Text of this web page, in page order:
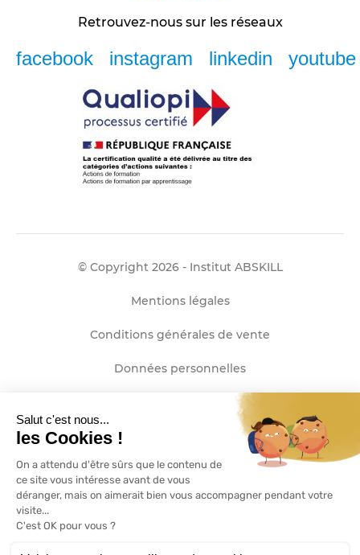
Retrouvez-nous sur les réseaux
facebook instagram linkedin youtube
© Copyright 2026 - Institut ABSKILL
Mentions légales
Conditions générales de vente
Données personnelles